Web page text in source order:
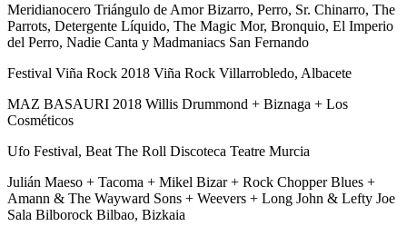
Meridianocero Triángulo de Amor Bizarro, Perro, Sr. Chinarro, The
Parrots, Detergente Líquido, The Magic Mor, Bronquio, El Imperio
del Perro, Nadie Canta y Madmaniacs San Fernando
Festival Viña Rock 2018 Viña Rock Villarrobledo, Albacete
MAZ BASAURI 2018 Willis Drummond + Biznaga + Los
Cosméticos
Ufo Festival, Beat The Roll Discoteca Teatre Murcia
Julián Maeso + Tacoma + Mikel Bizar + Rock Chopper Blues +
Amann & The Wayward Sons + Weevers + Long John & Lefty Joe
Sala Bilborock Bilbao, Bizkaia